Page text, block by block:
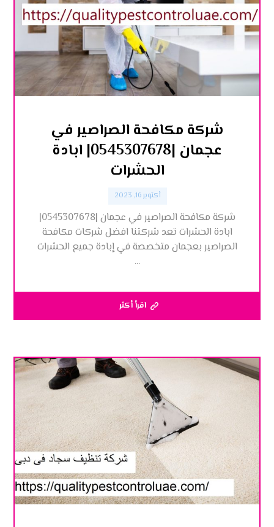
شركة مكافحة الصراصير في
عجمان |0545307678| ابادة
الحشرات
أكتوبر 16, 2023
شركة مكافحة الصراصير في عجمان |0545307678|
ابادة الحشرات تعد شركتنا افضل شركات مكافحة
الصراصير بعجمان متخصصة في إبادة جميع الحشرات
...
اقرأ أكثر